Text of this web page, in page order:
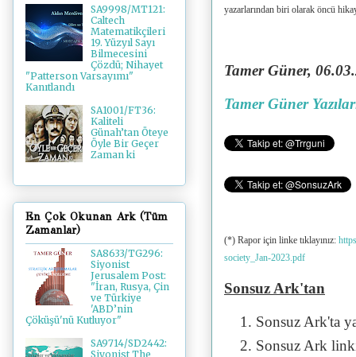
yazarlarından biri olarak öncü
Tamer Güner,
Tamer Güner
(*) Rapor için linke tıklayınız:
society_Jan-2023.pdf
Sonsuz Ark'tan
Sonsuz Ark'ta
Sonsuz Ark
SA9998/MT121:
Caltech
Matematikçileri
19. Yüzyıl Sayı
Bilmecesini
Çözdü; Nihayet
"Patterson Varsayımı"
Kanıtlandı
SA1001/FT36:
Kaliteli
Günah’tan Öteye
Öyle Bir Geçer
Zaman ki
En Çok Okunan Ark (Tüm
Zamanlar)
SA8633/TG296:
Siyonist
Jerusalem Post:
"İran, Rusya, Çin
ve Türkiye
'ABD’nin
Çöküşü'nü Kutluyor"
SA9714/SD2442:
Siyonist The